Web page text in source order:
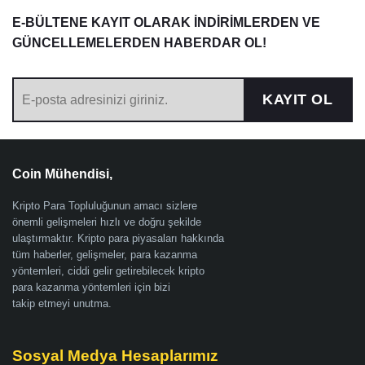
E-BÜLTENE KAYIT OLARAK İNDİRİMLERDEN VE
GÜNCELLEMELERDEN HABERDAR OL!
KAYIT OL
Coin Mühendisi,
Kripto Para Topluluğunun amacı sizlere
önemli gelişmeleri hızlı ve doğru şekilde
ulaştırmaktır. Kripto para piyasaları hakkında
tüm haberler, gelişmeler, para kazanma
yöntemleri, ciddi gelir getirebilecek kripto
para kazanma yöntemleri için bizi
takip etmeyi unutma.
Sosyal Medya Hesaplarımız